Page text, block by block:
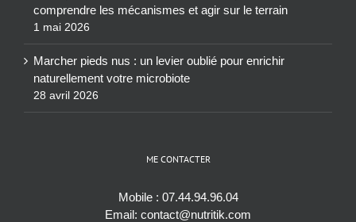
comprendre les mécanismes et agir sur le terrain
1 mai 2026
Marcher pieds nus : un levier oublié pour enrichir
naturellement votre microbiote
28 avril 2026
ME CONTACTER
Mobile : 07.44.94.96.04
Email: contact@nutritik.com